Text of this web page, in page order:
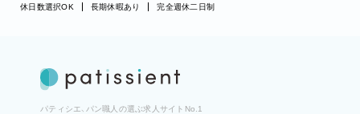
休日数選択OK
長期休暇あり 完全週休二日制
パティシエ、パン職人の選ぶ求人サイトNo.1